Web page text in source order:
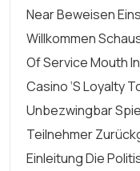
Near Beweisen
Willkommen
Of Service Mouth
Casino ‘s Loyalty
Unbezwingbar
Teilnehmer
Einleitung Die